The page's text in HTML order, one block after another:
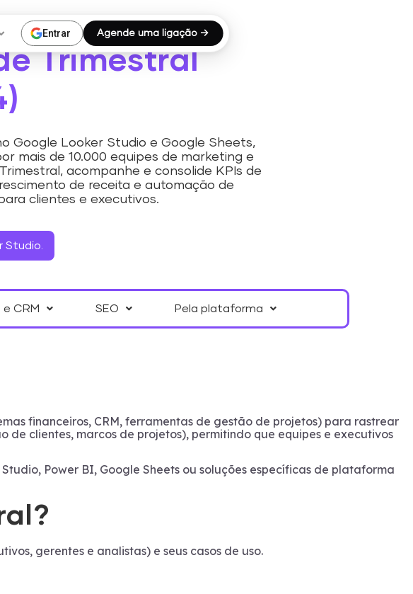
Entrar Agende uma ligação →
Trimestral
Google Looker Studio e Google Sheets,
mais de 10.000 equipes de marketing e
acompanhe e consolide KPIs de
de receita e automação de
clientes e executivos.
Studio.
e CRM SEO Pela plataforma
financeiros, CRM, ferramentas de gestão de projetos) para rastrear
clientes, marcos de projetos), permitindo que equipes e executivos
Power BI, Google Sheets ou soluções específicas de plataforma
gerentes e analistas) e seus casos de uso.